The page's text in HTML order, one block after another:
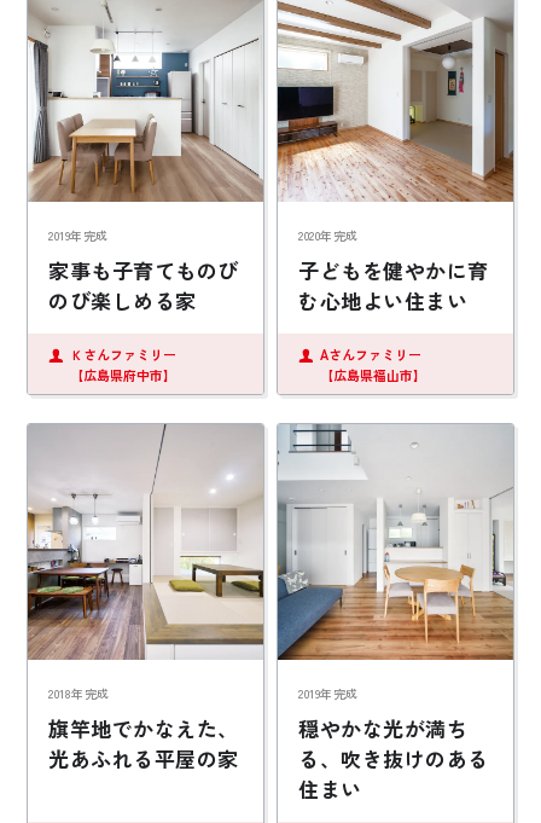
2019年完成
家事も子育てものび
のび楽しめる家
Ｋさんファミリー
【広島県府中市】
2020年完成
子どもを健やかに育
む心地よい住まい
Aさんファミリー
【広島県福山市】
2018年完成
旗竿地でかなえた、
光あふれる平屋の家
2019年完成
穏やかな光が満ち
る、吹き抜けのある
住まい